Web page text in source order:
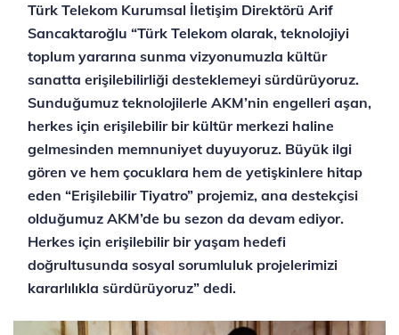
Türk Telekom Kurumsal İletişim Direktörü Arif
Sancaktaroğlu “Türk Telekom olarak, teknolojiyi
toplum yararına sunma vizyonumuzla kültür
sanatta erişilebilirliği desteklemeyi sürdürüyoruz.
Sunduğumuz teknolojilerle AKM’nin engelleri aşan,
herkes için erişilebilir bir kültür merkezi haline
gelmesinden memnuniyet duyuyoruz. Büyük ilgi
gören ve hem çocuklara hem de yetişkinlere hitap
eden “Erişilebilir Tiyatro” projemiz, ana destekçisi
olduğumuz AKM’de bu sezon da devam ediyor.
Herkes için erişilebilir bir yaşam hedefi
doğrultusunda sosyal sorumluluk projelerimizi
kararlılıkla sürdürüyoruz” dedi.